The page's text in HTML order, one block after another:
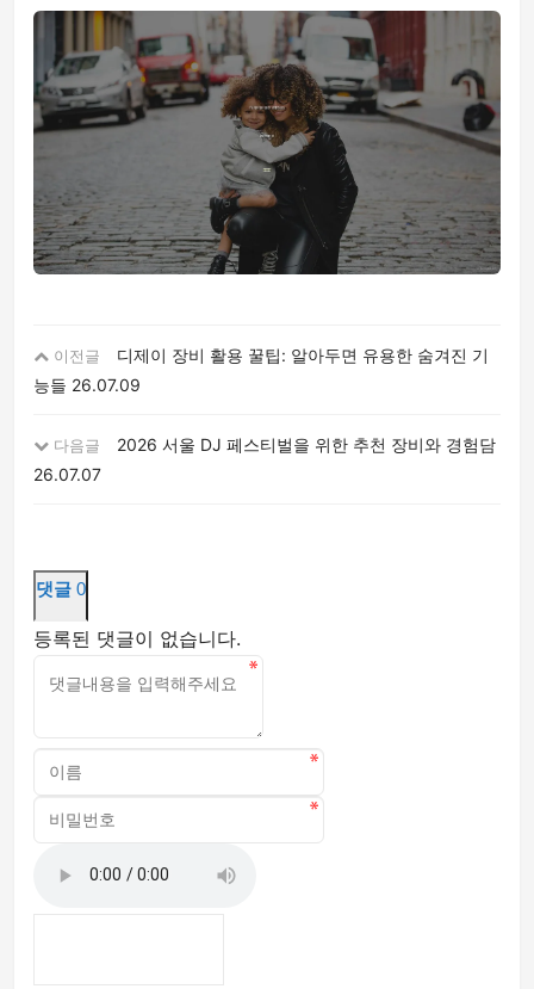
이전글
디제이 장비 활용 꿀팁: 알아두면 유용한 숨겨진 기
능들 26.07.09
다음글
2026 서울 DJ 페스티벌을 위한 추천 장비와 경험담
26.07.07
댓글 0
등록된 댓글이 없습니다.